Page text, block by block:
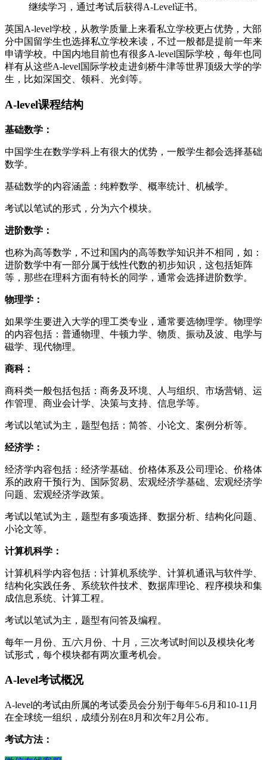
继续学习，通过考试后获得A-Level证书。
英国A-level学校，从教学质量上来看私立学校更占优势，大部
分中国留学生也选择私立学校来读，不过一般都是提前一年来
申请学校。中国内地目前也有很多A-level国际学校，每年也同
样有从这些A-level国际学校走进剑桥牛津等世界顶级大学的学
生，比如深国交、领科、光剑等。
A-level课程结构
基础数学：
中国学生在数学学科上有很大的优势，一般学生都会选择基础
数学。
基础数学的内容涵盖：纯粹数学、概率统计、机械学。
考试以笔试的形式，分为六个模块。
进阶数学：
也称为高等数学，不过和国内的高等数学知识并不相同，如：
进阶数学中有一部分属于线性代数的初步知识，这包括矩阵
等，那些在理科方面有特长的同学，通常会选择进阶数学。
物理学：
如果学生要进入大学的理工类专业，通常要选物理学。物理学
的内容包括：普通物理、牛顿力学、物质、振动及波、电学与
磁学、现代物理。
商科：
商科类一般包括包括：商务及环境、人与组织、市场营销、运
作管理、商业会计学、决策与支持、信息学等。
考试以笔试为主，题型包括：简答、小论文、案例分析等。
经济学：
经济学内容包括：经济学基础、价格体系及公司理论、价格体
系的政府干预行为、国际贸易、宏观经济学基础、宏观经济学
问题、宏观经济学政策。
考试以笔试为主，题型有多项选择、数据分析、结构化问题、
小论文等。
计算机科学：
计算机科学内容包括：计算机系统学、计算机通讯与软件学、
结构化实践任务、系统软件技术、数据库理论、程序模块和集
成信息系统、计算工程。
考试以笔试为主，题型有问答及编程。
每年⼀⽉份、五/六⽉份、⼗⽉，三次考试时间以及模块化考
试形式，每个模块都有两次重考机会。
A-level考试概况
A-level的考试由所属的考试委员会分别于每年5-6月和10-11月
在全球统一组织，成绩分别在8月和次年2月公布。
考试方法：